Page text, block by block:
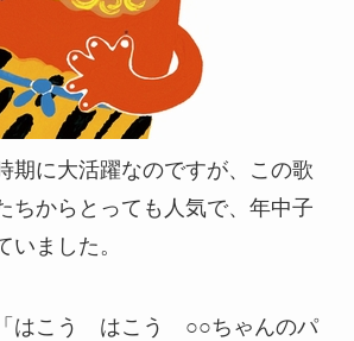
期に大活躍なのですが、この歌
ちからとっても人気で、年中子
いました。
はこう はこう ○○ちゃんのパ